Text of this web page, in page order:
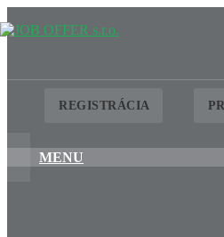
REGISTRÁCIA
MENU